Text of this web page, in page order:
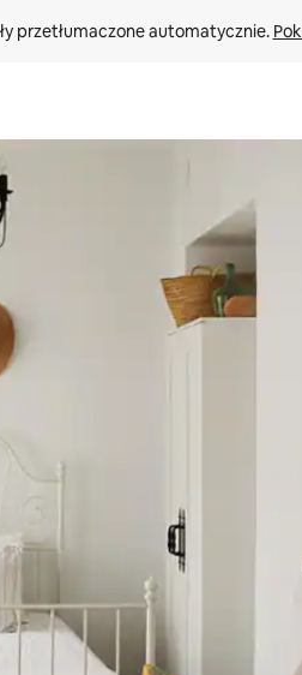
przetłumaczone automatycznie.
strzałek w górę i w dół lub